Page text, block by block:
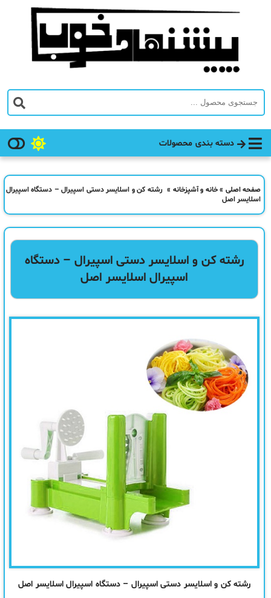
دسته بندی محصولات
صفحه اصلی »خانه و آشپزخانه » رشته کن و اسلایسر دستی اسپیرال – دستگاه اسپیرال
اسلایسر اصل
رشته کن و اسلایسر دستی اسپیرال – دستگاه
اسپیرال اسلایسر اصل
رشته کن و اسلایسر دستی اسپیرال – دستگاه اسپیرال اسلایسر اصل